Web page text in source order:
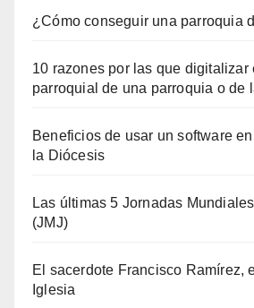
¿Cómo conseguir una parroquia
10 razones por las que digitalizar
parroquial de una parroquia o de
Beneficios de usar un software
la Diócesis
Las últimas 5 Jornadas
(JMJ)
El sacerdote Francisco Ramírez,
Iglesia